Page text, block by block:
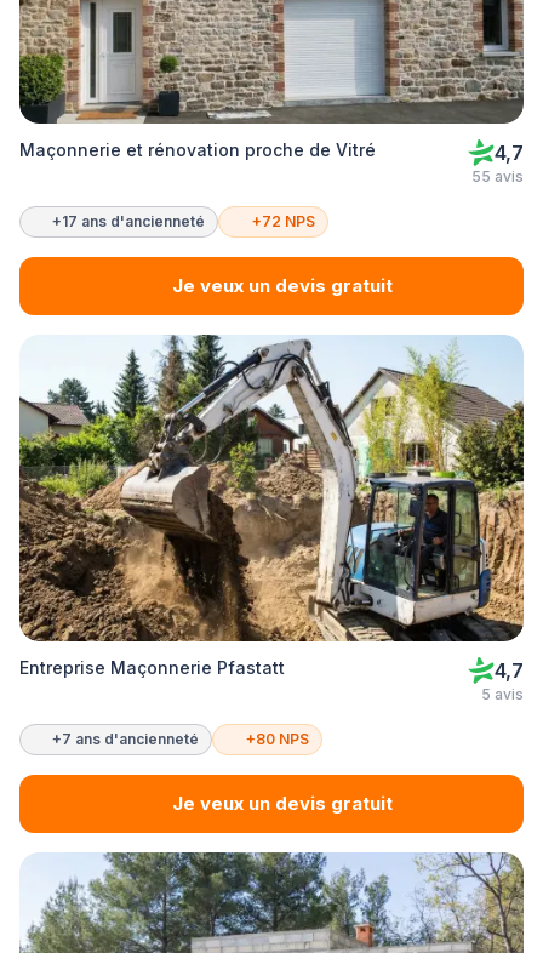
Maçonnerie et rénovation proche de Vitré 4,7
55 avis
+17 ans d'ancienneté +72 NPS
Je veux un devis gratuit
Entreprise Maçonnerie Pfastatt 4,7
5 avis
+7 ans d'ancienneté +80 NPS
Je veux un devis gratuit